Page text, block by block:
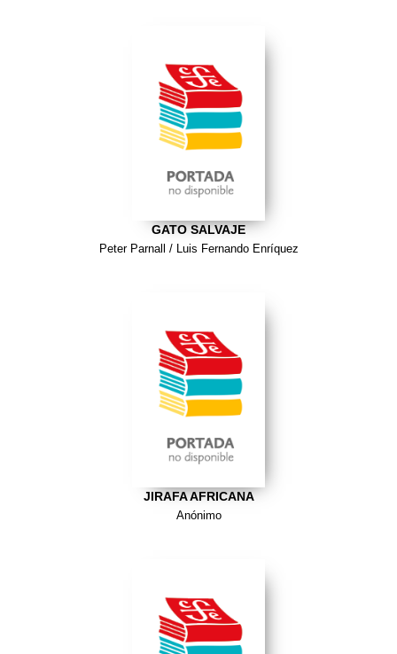
GATO SALVAJE
Peter Parnall / Luis Fernando Enríquez
JIRAFA AFRICANA
Anónimo